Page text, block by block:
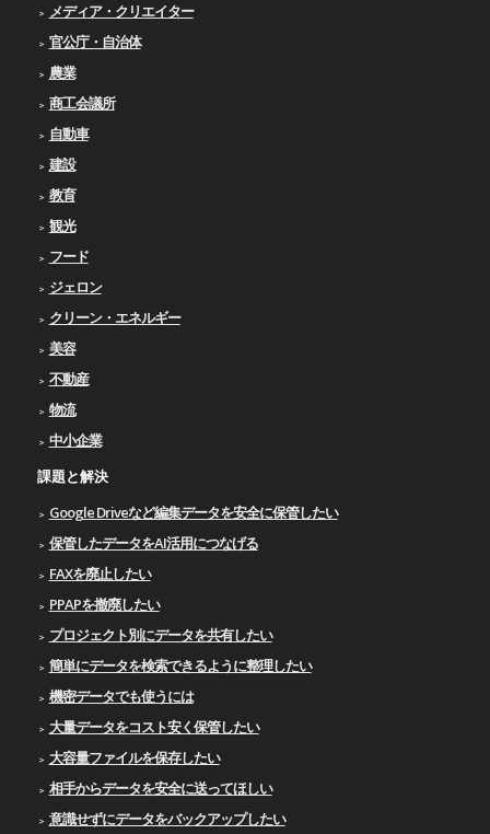
メディア・クリエイター
官公庁・自治体
農業
商工会議所
自動車
建設
教育
観光
フード
ジェロン
クリーン・エネルギー
美容
不動産
物流
中小企業
課題と解決
Google Driveなど編集データを安全に保管したい
保管したデータをAI活用につなげる
FAXを廃止したい
PPAPを撤廃したい
プロジェクト別にデータを共有したい
簡単にデータを検索できるように整理したい
機密データでも使うには
大量データをコスト安く保管したい
大容量ファイルを保存したい
相手からデータを安全に送ってほしい
意識せずにデータをバックアップしたい